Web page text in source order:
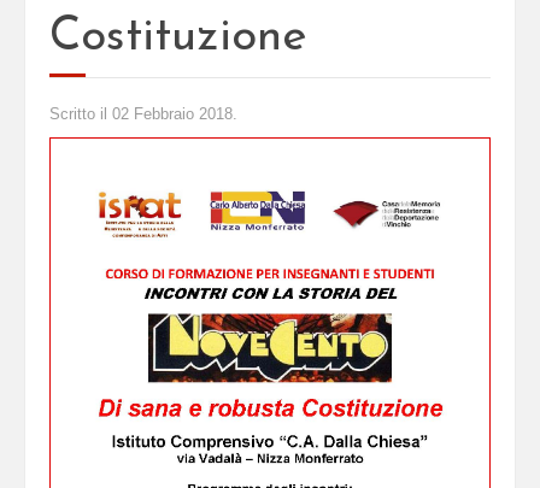
Costituzione
Scritto il 02 Febbraio 2018.